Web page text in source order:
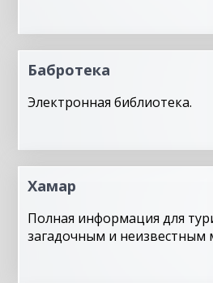
Бабротека
Электронная библиотека.
Хамар
Полная информация для
загадочным и неизвестным